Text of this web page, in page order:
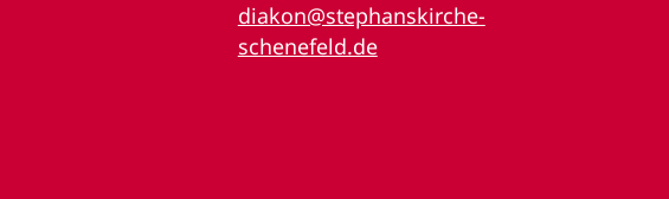
diakon@stephanskirche-
schenefeld.de